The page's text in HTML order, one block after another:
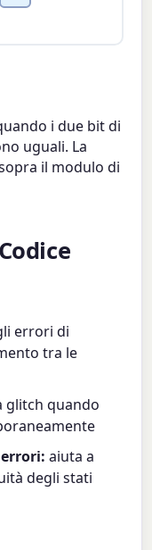
i due bit di
uguali. La
il modulo di
errori di
tra le
glitch quando
aiuta a
degli stati